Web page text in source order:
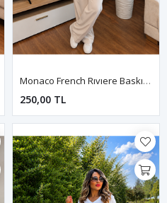
Monaco French Rıvıere Baskılı Kadın Tişört-Beyaz
250,00 TL